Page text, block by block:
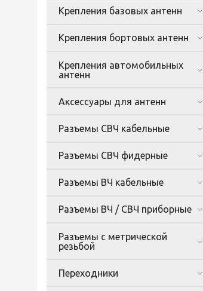
Крепления базовых антенн
Крепления бортовых антенн
Крепления автомобильных
антенн
Аксессуары для антенн
Разъемы СВЧ кабельные
Разъемы СВЧ фидерные
Разъемы ВЧ кабельные
Разъемы ВЧ / СВЧ приборные
Разъемы с метрической
резьбой
Переходники